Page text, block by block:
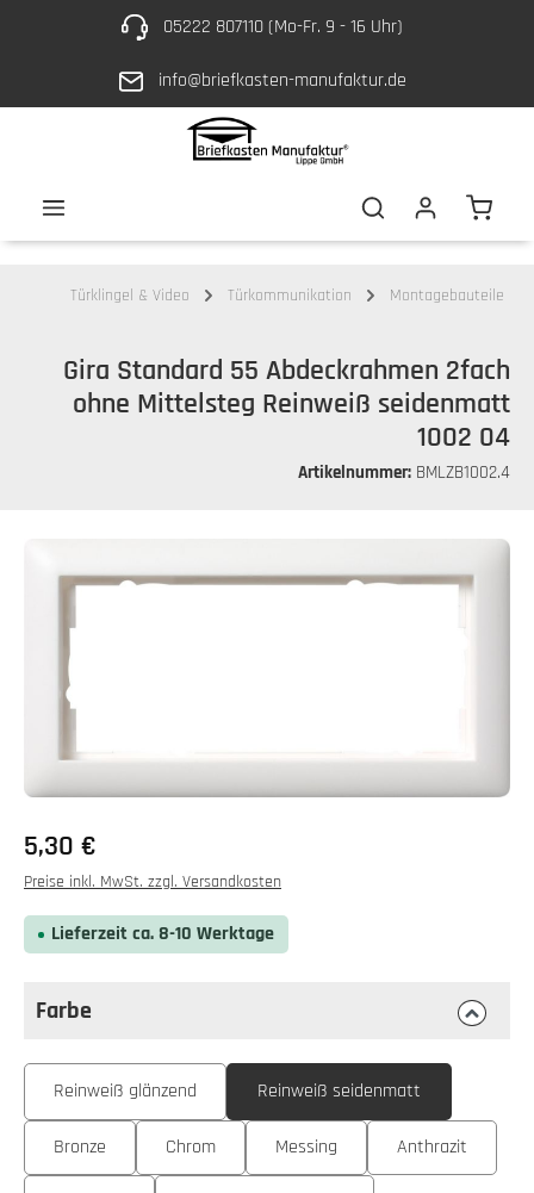
Zum Hauptinhalt springen05222 807110 (Mo-Fr. 9 - 16 Uhr)
info@briefkasten-manufaktur.de
Türklingel & Video Türkommunikation Montagebauteile
Gira Standard 55 Abdeckrahmen 2fach
ohne Mittelsteg Reinweiß seidenmatt
1002 04
Artikelnummer: BMLZB1002.4
Regulärer Preis:
5,30 €
Preise inkl. MwSt. zzgl. Versandkosten
Lieferzeit ca. 8-10 Werktage
Farbe
Farbeauswählen
Reinweiß glänzend Reinweiß seidenmatt
Bronze Chrom Messing Anthrazit